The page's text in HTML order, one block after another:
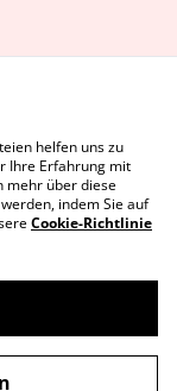
helfen uns zu
Ihre Erfahrung mit
mehr über diese
indem Sie auf
Cookie-Richtlinie